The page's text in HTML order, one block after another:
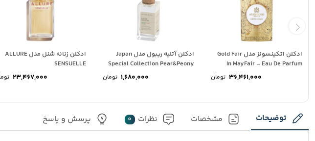
ادکلن اتکینسونز مدل Gold Fair
In MayFair – Eau De Parfum
36,461,000 تومان
ادکلن آتلیه ریبول مدل Japan
Special Collection Pear&Peony
1,680,000 تومان
ادکلن زنانه شنل مدل ALLURE
SENSUELLE
23,467,000
توضیحات مشخصات نظرات 0 پرسش و پاسخ